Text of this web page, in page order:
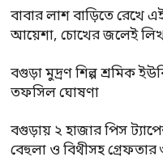
বাবার লাশ বাড়িতে রেখে
আয়েশা, চোখের জলেই
বগুড়া মুদ্রণ শিল্প শ্রমিক
তফসিল ঘোষণা
বগুড়ায় ২ হাজার পিস
বেহুলা ও বিথীসহ গ্রেফতার